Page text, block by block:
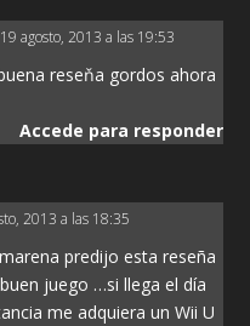
agosto, 2013 a las 19:53
reseňa gordos ahora
Accede para responder
2013 a las 18:35
predijo esta reseña
juego …si llega el día
me adquiera un Wii U